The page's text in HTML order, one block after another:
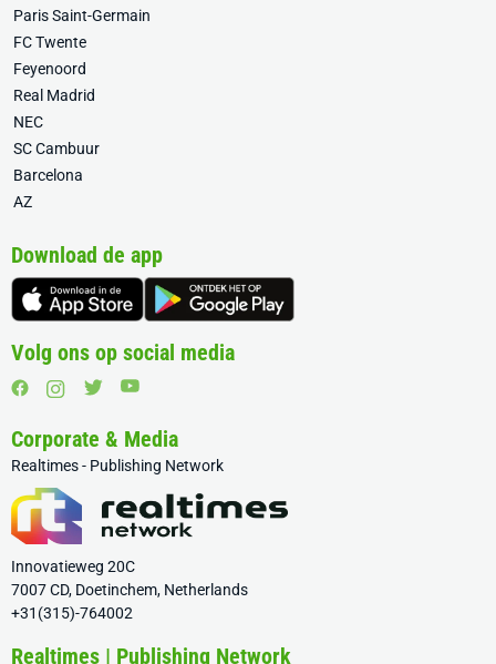
Paris Saint-Germain
FC Twente
Feyenoord
Real Madrid
NEC
SC Cambuur
Barcelona
AZ
Download de app
Volg ons op social media
Corporate & Media
Realtimes - Publishing Network
Innovatieweg 20C
7007 CD, Doetinchem, Netherlands
+31(315)-764002
Realtimes | Publishing Network